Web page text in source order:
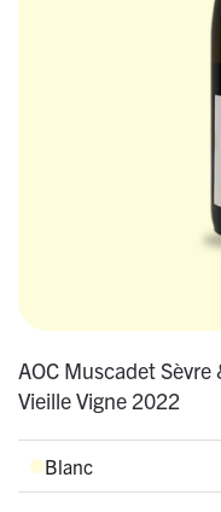
AOC Muscadet
Vieille Vigne 2022
Blanc